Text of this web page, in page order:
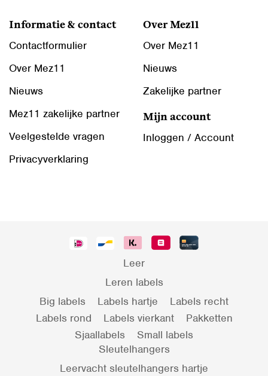
Informatie & contact
Contactformulier
Over Mez11
Nieuws
Mez11 zakelijke partner
Veelgestelde vragen
Privacyverklaring
Over Mez11
Over Mez11
Nieuws
Zakelijke partner
Mijn account
Inloggen / Account
Leer
Leren labels
Big labels
Labels hartje
Labels recht
Labels rond
Labels vierkant
Pakketten
Sjaallabels
Small labels
Sleutelhangers
Leervacht sleutelhangers hartje